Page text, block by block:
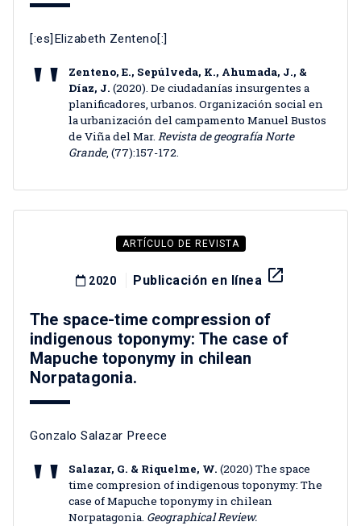
[:es]Elizabeth Zenteno[:]
Zenteno, E., Sepúlveda, K., Ahumada, J., &
Díaz, J. (2020). De ciudadanías insurgentes a
planificadores, urbanos. Organización social en
la urbanización del campamento Manuel Bustos
de Viña del Mar. Revista de geografía Norte
Grande, (77):157-172.
ARTÍCULO DE REVISTA
2020 Publicación en línea launch
The space-time compression of
indigenous toponymy: The case of
Mapuche toponymy in chilean
Norpatagonia.
Gonzalo Salazar Preece
Salazar, G. & Riquelme, W. (2020) The space
time compresion of indigenous toponymy: The
case of Mapuche toponymy in chilean
Norpatagonia. Geographical Review.